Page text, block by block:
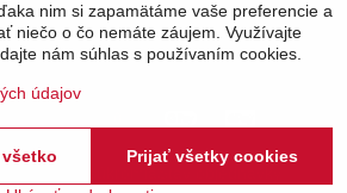
nim si zapamätáme vaše preferencie a
niečo o čo nemáte záujem. Využívajte
nám súhlas s používaním cookies.
údajov
Prijať všetky cookies